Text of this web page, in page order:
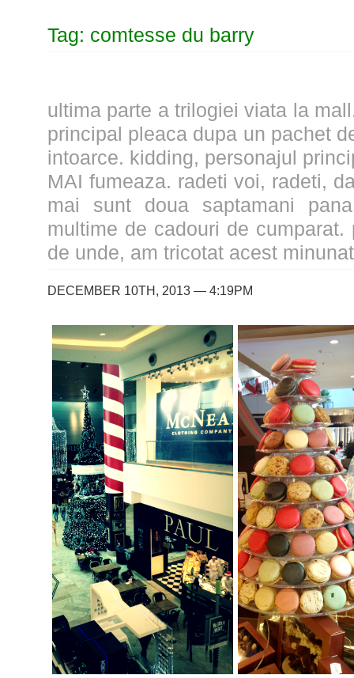
Tag: comtesse du barry
ultima parte a trilogiei viata la
principal pleaca dupa un pachet
intoarce. kidding, personajul
MAI fumeaza. radeti voi, radeti,
mai sunt doua saptamani
multime de cadouri de
de unde, am tricotat acest
DECEMBER 10TH, 2013 — 4:19PM